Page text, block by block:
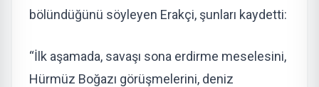
bölündüğünü söyleyen Erakçi, şunları kaydetti:
“İlk aşamada, savaşı sona erdirme meselesini,
Hürmüz Boğazı görüşmelerini, deniz